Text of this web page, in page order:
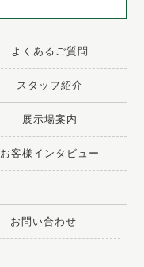
よくあるご質問
スタッフ紹介
展示場案内
お客様インタビュー
お問い合わせ